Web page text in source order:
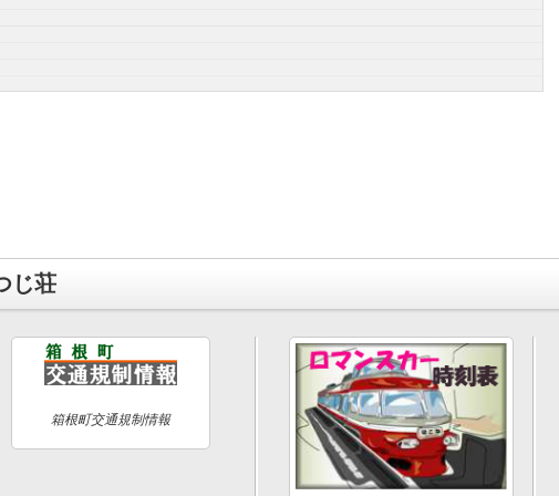
じ荘
箱根町交通規制情報